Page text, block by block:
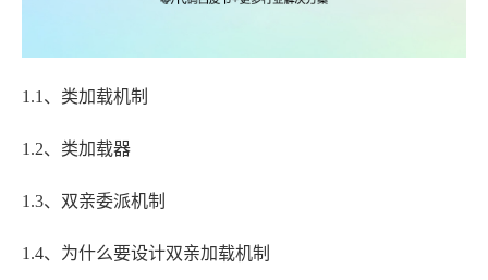
1.1、类加载机制
1.2、类加载器
1.3、双亲委派机制
1.4、为什么要设计双亲加载机制